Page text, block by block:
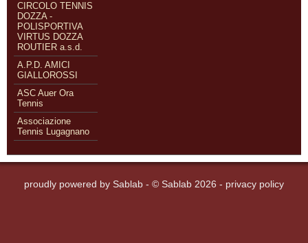
CIRCOLO TENNIS
DOZZA -
POLISPORTIVA
VIRTUS DOZZA
ROUTIER a.s.d.
A.P.D. AMICI
GIALLOROSSI
ASC Auer Ora
Tennis
Associazione
Tennis Lugagnano
proudly powered by Sablab - © Sablab 2026 - privacy policy